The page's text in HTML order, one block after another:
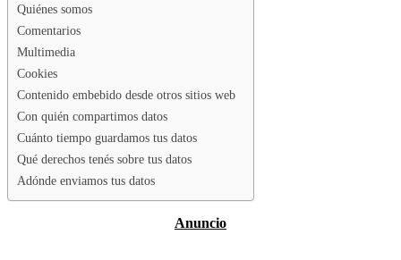
Quiénes somos
Comentarios
Multimedia
Cookies
Contenido embebido desde otros sitios web
Con quién compartimos datos
Cuánto tiempo guardamos tus datos
Qué derechos tenés sobre tus datos
Adónde enviamos tus datos